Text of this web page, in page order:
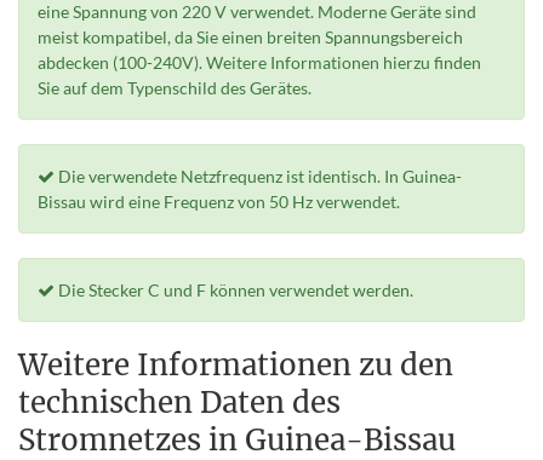
eine Spannung von 220 V verwendet. Moderne Geräte sind
meist kompatibel, da Sie einen breiten Spannungsbereich
abdecken (100-240V). Weitere Informationen hierzu finden
Sie auf dem Typenschild des Gerätes.
Die verwendete Netzfrequenz ist identisch. In Guinea-
Bissau wird eine Frequenz von 50 Hz verwendet.
Die Stecker C und F können verwendet werden.
Weitere Informationen zu den
technischen Daten des
Stromnetzes in Guinea-Bissau